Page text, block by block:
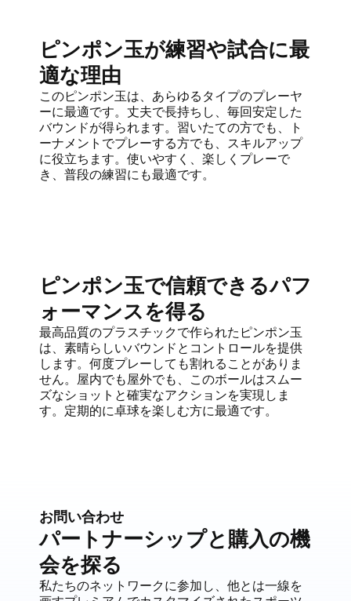
ピンポン玉が練習や試合に最
適な理由
このピンポン玉は、あらゆるタイプのプレーヤ
ーに最適です。丈夫で長持ちし、毎回安定した
バウンドが得られます。習いたての方でも、ト
ーナメントでプレーする方でも、スキルアップ
に役立ちます。使いやすく、楽しくプレーで
き、普段の練習にも最適です。
ピンポン玉で信頼できるパフ
ォーマンスを得る
最高品質のプラスチックで作られたピンポン玉
は、素晴らしいバウンドとコントロールを提供
します。何度プレーしても割れることがありま
せん。屋内でも屋外でも、このボールはスムー
ズなショットと確実なアクションを実現しま
す。定期的に卓球を楽しむ方に最適です。
お問い合わせ
パートナーシップと購入の機
会を探る
私たちのネットワークに参加し、他とは一線を